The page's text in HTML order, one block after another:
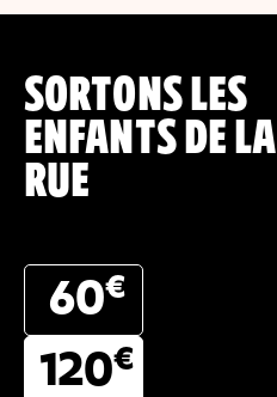
SORTONS LES
ENFANTS DE LA
RUE
60€
120€